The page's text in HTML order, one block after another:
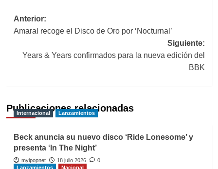
Navegación
de
entradas
Anterior:
Amaral recoge el Disco de Oro por ‘Nocturnal’
Siguiente:
Years & Years confirmados para la nueva edición del
BBK
Publicaciones relacionadas
Internacional Lanzamientos
Beck anuncia su nuevo disco ‘Ride Lonesome’ y
presenta ‘In The Night’
myipopnet 18 julio 2026
0
Lanzamientos
Nacional